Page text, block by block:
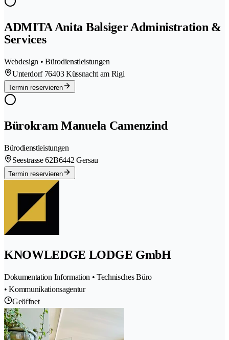
ADMITA Anita Balsiger Administration &
Services
Webdesign • Bürodienstleistungen
Unterdorf 76403 Küssnacht am Rigi
Termin reservieren
Bürokram Manuela Camenzind
Bürodienstleistungen
Seestrasse 62B6442 Gersau
Termin reservieren
KNOWLEDGE LODGE GmbH
Dokumentation Information • Technisches Büro
• Kommunikationsagentur
Geöffnet